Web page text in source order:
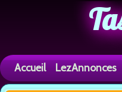
Accueil LezAnnonces